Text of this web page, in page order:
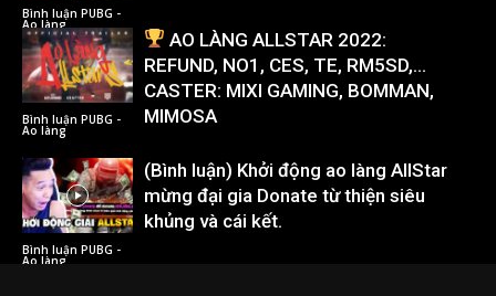
Bình luận PUBG -
Ao làng
Bình luận PUBG -
Ao làng
AO LÀNG ALLSTAR 2022:
REFUND, NO1, CES, TE, RM5SD,…
CASTER: MIXI GAMING, BOMMAN,
MIMOSA
Bình luận PUBG -
Ao làng
(Bình luận) Khởi động ao làng AllStar
mừng đại gia Donate từ thiện siêu
khủng và cái kết.